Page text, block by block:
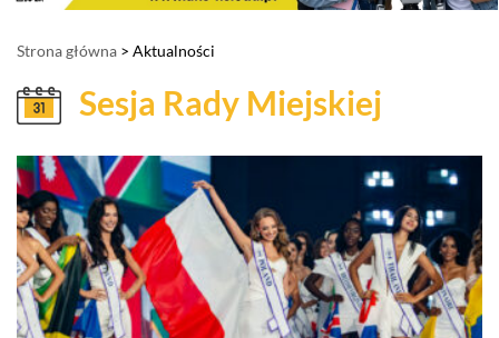
Strona główna > Aktualności
Sesja Rady Miejskiej